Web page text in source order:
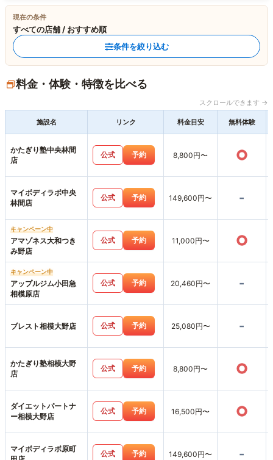
現在の条件
すべての店舗 / おすすめ順
条件を絞り込む
料金・体験・特徴を比べる
スクロールできます →
施設名 リンク 料金目安 無料体験
かたぎり塾中央林間
店
公式 予約 8,800円〜 ○
マイボディラボ中央
林間店
公式 予約 149,600円〜 -
キャンペーン中
アマゾネス大和つき
み野店
公式 予約 11,000円〜 ○
キャンペーン中
アップルジム小田急
相模原店
公式 予約 20,460円〜 -
ブレスト相模大野店 公式 予約 25,080円〜 -
かたぎり塾相模大野
店
公式 予約 8,800円〜 ○
ダイエットパートナ
ー相模大野店
公式 予約 16,500円〜 ○
マイボディラボ原町
公式 予約 149,600円〜 -